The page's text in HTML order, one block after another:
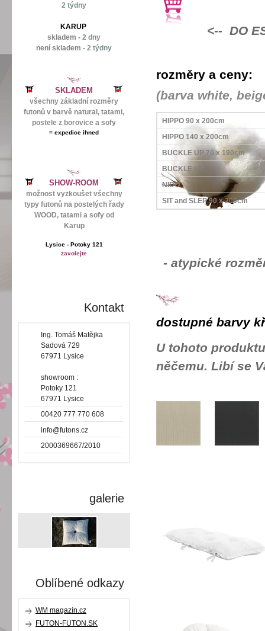
<-- DO
rozměry a ceny:
(barva white,
HIPPO 90 x 200cm
HIPPO 140 x 200cm
BUCKLE UP 70 x 190cm
BUCKLE UP
NIDO
SIT and SLEP 90 x 200cm
- atypické
dostupné barvy
U tohoto
něčemu. Libí se
2 týdny
KARUP
skladem - 2 dny
není skladem - 2 týdny
SKLADEM
všechny základní rozměry
futonů v barvě natural, tatami,
postele z borovice a sofy
= expedice ihned
SHOW-ROOM
možnost vyzkoušet všechny
typy futonů na postelých řady
WOOD, tatami a sofy od
Karup
Lysice - Potoky 121
zavolejte
Kontakt
Ing. Tomáš Matějka
Sadová 729
67971 Lysice
showroom :
Potoky 121
67971 Lysice
00420 777 770 608
info@futons.cz
2000369667/2010
galerie
Oblíbené odkazy
WM magazín.cz
FUTON-FUTON.SK